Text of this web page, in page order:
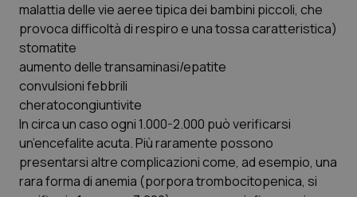
malattia delle vie aeree tipica dei bambini piccoli, che
provoca difficoltà di respiro e una tossa caratteristica)
stomatite
aumento delle transaminasi/epatite
convulsioni febbrili
cheratocongiuntivite
In circa un caso ogni 1.000-2.000 può verificarsi
un’encefalite acuta. Più raramente possono
presentarsi altre complicazioni come, ad esempio, una
rara forma di anemia (porpora trombocitopenica, si
tracking-enable
tracking-sites-ironfish-
session-id
www.quotidianosanita.it
2